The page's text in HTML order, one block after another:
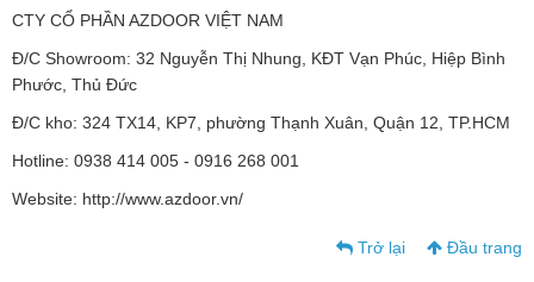
CTY CỔ PHẦN AZDOOR VIỆT NAM
Đ/C Showroom: 32 Nguyễn Thị Nhung, KĐT Vạn Phúc, Hiệp Bình
Phước, Thủ Đức
Đ/C kho: 324 TX14, KP7, phường Thạnh Xuân, Quận 12, TP.HCM
Hotline: 0938 414 005 - 0916 268 001
Website: http://www.azdoor.vn/
Trở lại Đầu trang